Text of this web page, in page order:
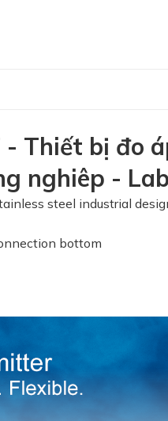
Thiết bị đo
nghiêp -
steel industrial
bottom